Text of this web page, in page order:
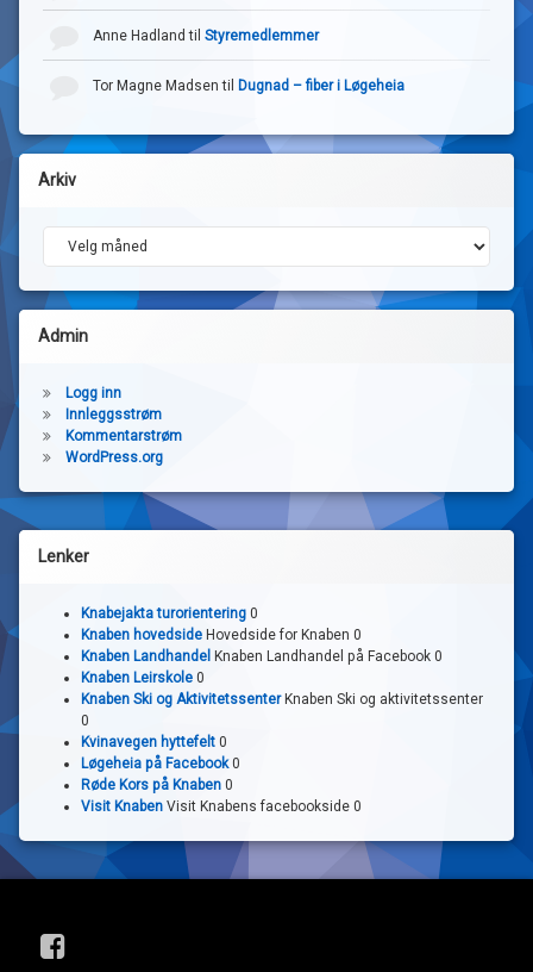
Anne Hadland til Styremedlemmer
Tor Magne Madsen til Dugnad – fiber i Løgeheia
Arkiv
Arkiv
Admin
Logg inn
Innleggsstrøm
Kommentarstrøm
WordPress.org
Lenker
Knabejakta turorientering 0
Knaben hovedside Hovedside for Knaben 0
Knaben Landhandel Knaben Landhandel på Facebook 0
Knaben Leirskole 0
Knaben Ski og AktivitetssenterKnaben Ski og aktivitetssenter
0
Kvinavegen hyttefelt 0
Løgeheia på Facebook0
Røde Kors på Knaben 0
Visit Knaben Visit Knabens facebookside 0
Facebook